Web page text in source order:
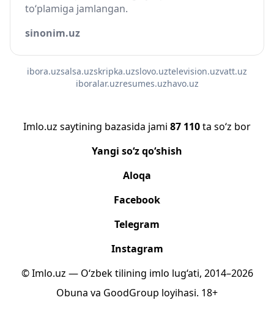
to‘plamiga jamlangan.
sinonim.uz
ibora.uzsalsa.uzskripka.uzslovo.uztelevision.uzvatt.uz
iboralar.uzresumes.uzhavo.uz
Imlo.uz saytining bazasida jami 87 110ta so‘z bor
Yangi so‘z qo‘shish
Aloqa
Facebook
Telegram
Instagram
© Imlo.uz — O‘zbek tilining imlo lug‘ati, 2014–2026
Obuna va GoodGroup loyihasi. 18+